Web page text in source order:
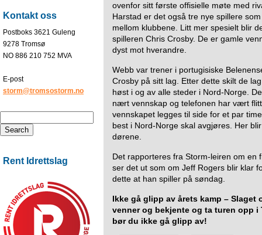
Kontakt oss
Postboks 3621 Guleng
9278 Tromsø
NO 886 210 752 MVA
E-post
storm@tromsostorm.no
Rent Idrettslag
ovenfor sitt første offisielle møte med
Harstad er det også tre nye spillere
mellom klubbene. Litt mer spesielt blir
spilleren Chris Crosby. De er gamle
dyst mot hverandre.
Webb var trener i portugisiske
Crosby på sitt lag. Etter dette skilt de
høst i og av alle steder i Nord-Norge.
nært vennskap og telefonen har vært
vennskapet legges til side for et par
best i Nord-Norge skal avgjøres. Her
dørene.
Det rapporteres fra Storm-leiren om en
ser det ut som om Jeff Rogers blir klar
dette at han spiller på søndag.
Ikke gå glipp av årets kamp – Slaget
venner og bekjente og ta turen opp i
bør du ikke gå glipp av!